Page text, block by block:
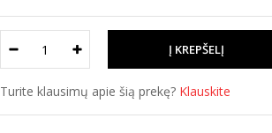
Turite klausimų apie šią prekę? Klauskite